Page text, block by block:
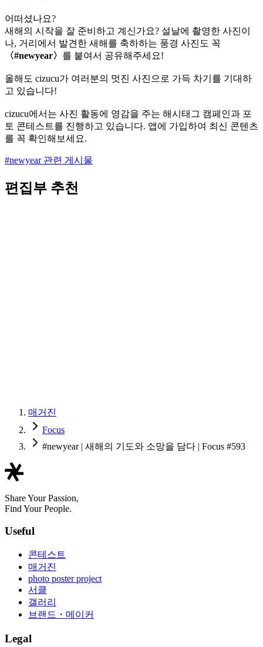
어떠셨나요?
새해의 시작을 잘 준비하고 계신가요? 설날에 촬영한 사진이
나, 거리에서 발견한 새해를 축하하는 풍경 사진도 꼭
〈#newyear〉 를 붙여서 공유해주세요!
올해도 cizucu가 여러분의 멋진 사진으로 가득 차기를 기대하
고 있습니다!
cizucu에서는 사진 활동에 영감을 주는 해시태그 캠페인과 포
토 콘테스트를 진행하고 있습니다. 앱에 가입하여 최신 콘텐츠
를 꼭 확인해보세요.
#newyear 관련 게시물
편집부 추천
매거진
Focus
#newyear | 새해의 기도와 소망을 담다 | Focus #593
Share Your Passion,
Find Your People.
Useful
콘테스트
매거진
photo poster project
서클
갤러리
브랜드・메이커
Legal